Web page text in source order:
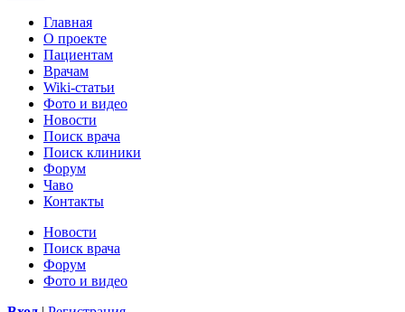
Главная
О проекте
Пациентам
Врачам
Wiki-статьи
Фото и видео
Новости
Поиск врача
Поиск клиники
Форум
Чаво
Контакты
Новости
Поиск врача
Форум
Фото и видео